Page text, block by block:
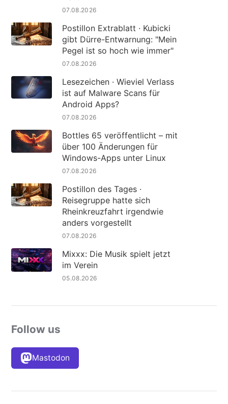
07.08.2026
Postillon Extrablatt · Kubicki
gibt Dürre-Entwarnung: "Mein
Pegel ist so hoch wie immer"
07.08.2026
Lesezeichen · Wieviel Verlass
ist auf Malware Scans für
Android Apps?
07.08.2026
Bottles 65 veröffentlicht – mit
über 100 Änderungen für
Windows-Apps unter Linux
07.08.2026
Postillon des Tages ·
Reisegruppe hatte sich
Rheinkreuzfahrt irgendwie
anders vorgestellt
07.08.2026
Mixxx: Die Musik spielt jetzt
im Verein
05.08.2026
Follow us
Mastodon